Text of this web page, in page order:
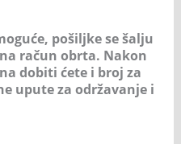
pošiljke se šalju
račun obrta. Nakon
dobiti ćete i broj za
upute za održavanje i